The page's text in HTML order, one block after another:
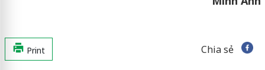
Print Chia sẻ